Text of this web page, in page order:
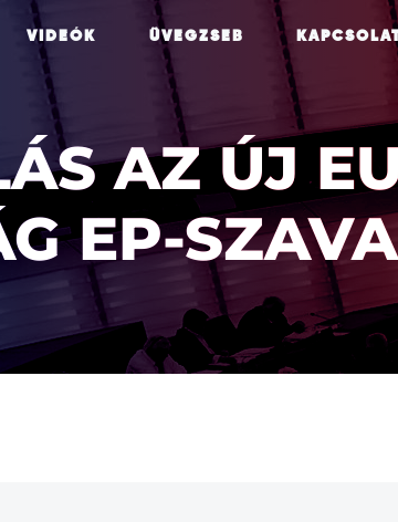
VIDEÓK ÜVEGZSEB
AZ ÚJ
EP-